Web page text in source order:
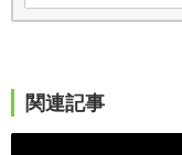
関連記事